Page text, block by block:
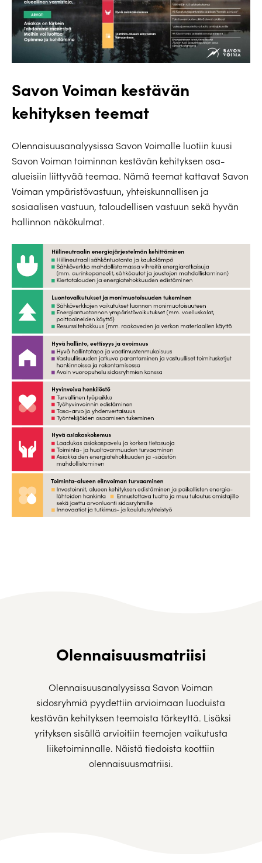
Savon Voiman kestävän
kehityksen teemat
Olennaisuusanalyysissa Savon Voimalle luotiin kuusi
Savon Voiman toiminnan kestävän kehityksen osa-
alueisiin liittyvää teemaa. Nämä teemat kattavat Savon
Voiman ympäristövastuun, yhteiskunnallisen ja
sosiaalisen vastuun, talou­dellisen vastuun sekä hyvän
hallinnon näkökulmat.
Olennaisuusmatriisi
Olennaisuusanalyysissa Savon Voiman
sidosryhmiä pyydettiin arvioimaan luoduista
kestävän kehityksen teemoista tärkeyttä. Lisäksi
yrityksen sisällä arvioitiin teemojen vaikutusta
liiketoiminnalle. Näistä tiedoista koottiin
olennaisuusmatriisi.